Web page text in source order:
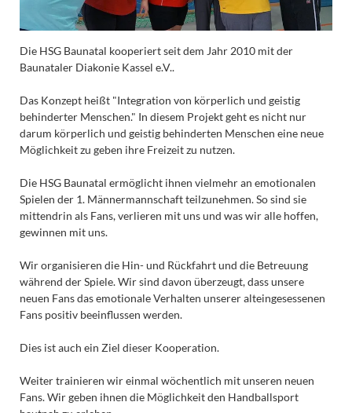
Die HSG Baunatal kooperiert seit dem Jahr 2010 mit der
Baunataler Diakonie Kassel e.V..
Das Konzept heißt "Integration von körperlich und geistig
behinderter Menschen." In diesem Projekt geht es nicht nur
darum körperlich und geistig behinderten Menschen eine neue
Möglichkeit zu geben ihre Freizeit zu nutzen.
Die HSG Baunatal ermöglicht ihnen vielmehr an emotionalen
Spielen der 1. Männermannschaft teilzunehmen. So sind sie
mittendrin als Fans, verlieren mit uns und was wir alle hoffen,
gewinnen mit uns.
Wir organisieren die Hin- und Rückfahrt und die Betreuung
während der Spiele. Wir sind davon überzeugt, dass unsere
neuen Fans das emotionale Verhalten unserer alteingesessenen
Fans positiv beeinflussen werden.
Dies ist auch ein Ziel dieser Kooperation.
Weiter trainieren wir einmal wöchentlich mit unseren neuen
Fans. Wir geben ihnen die Möglichkeit den Handballsport